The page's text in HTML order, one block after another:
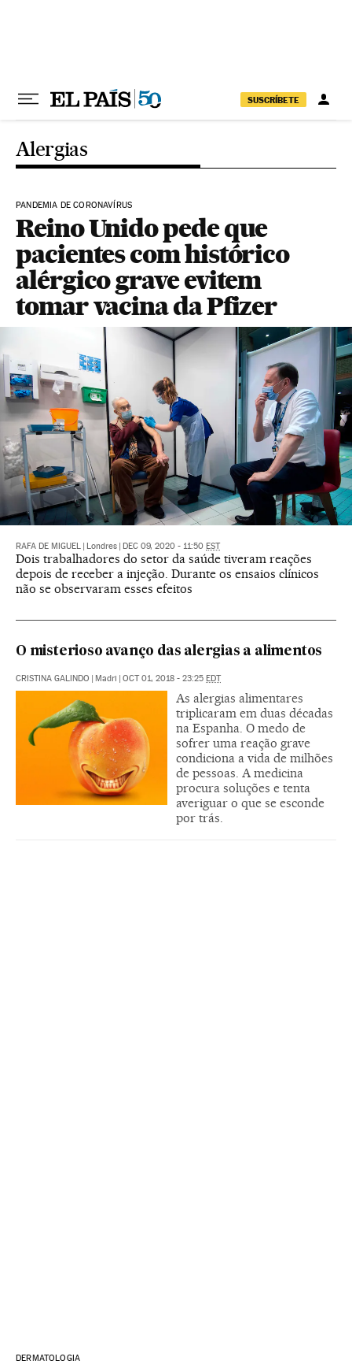
SUSCRÍBETE
Alergias
PANDEMIA DE CORONAVÍRUS
Reino Unido pede que
pacientes com histórico
alérgico grave evitem
tomar vacina da Pfizer
RAFA DE MIGUEL Londres DEC 09, 2020 - 11:50 EST
Dois trabalhadores do setor da saúde tiveram reações
depois de receber a injeção. Durante os ensaios clínicos
não se observaram esses efeitos
O misterioso avanço das alergias a alimentos
CRISTINA GALINDO Madri OCT 01, 2018 - 23:25 EDT
As alergias alimentares
triplicaram em duas décadas
na Espanha. O medo de
sofrer uma reação grave
condiciona a vida de milhões
de pessoas. A medicina
procura soluções e tenta
averiguar o que se esconde
por trás.
DERMATOLOGIA